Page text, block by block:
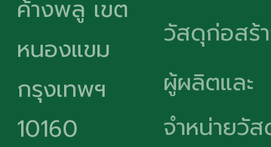
ค้างพลู เขต
หนองแขม
กรุงเทพฯ
10160
วัสดุก่อสร้
ผู้ผลิตและ
จำหน่ายวั